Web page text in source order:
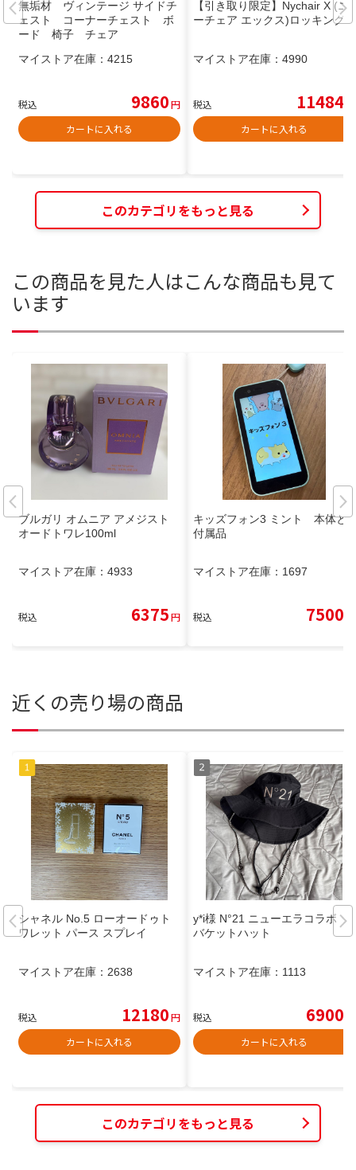
無垢材 ヴィンテージ サイドチ
ェスト コーナーチェスト ボ
ード 椅子 チェア
マイストア在庫： 4215
税込 9860円
カートに入れる
【引き取り限定】Nychair X (ニ
ーチェア エックス)ロッキング
マイストア在庫： 4990
税込 11484
カートに入れる
このカテゴリをもっと見る
この商品を見た人はこんな商品も見て
います
ブルガリ オムニア アメジスト
オードトワレ100ml
マイストア在庫： 4933
税込 6375円
キッズフォン3 ミント 本体と
付属品
マイストア在庫： 1697
税込 7500
近くの売り場の商品
シャネル No.5 ローオードゥト
ワレット パース スプレイ
マイストア在庫： 2638
税込 12180円
カートに入れる
y*i様 N°21 ニューエラコラボ
バケットハット
マイストア在庫： 1113
税込 6900
カートに入れる
このカテゴリをもっと見る